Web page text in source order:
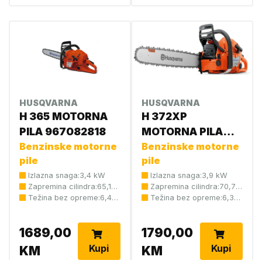
HUSQVARNA
H 365 MOTORNA
PILA 967082818
Benzinske motorne
pile
Izlazna snaga:3,4 kW
Zapremina cilindra:65,1
cm3
Težina bez opreme:6,4
1689,00
KM
Kupi
HUSQVARNA
H 372XP
MOTORNA PILA
965702920
Benzinske motorne
pile
Izlazna snaga:3,9 kW
Zapremina cilindra:70,7
cm3
Težina bez opreme:6,3
1790,00
KM
Kupi